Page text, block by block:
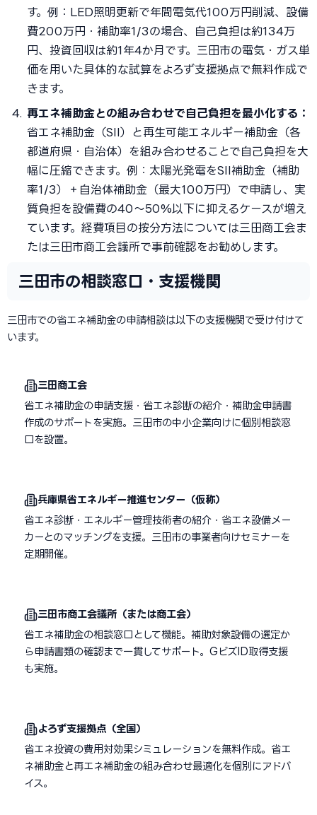
す。例：LED照明更新で年間電気代100万円削減、設備
費200万円・補助率1/3の場合、自己負担は約134万
円、投資回収は約1年4か月です。三田市の電気・ガス単
価を用いた具体的な試算をよろず支援拠点で無料作成で
きます。
再エネ補助金との組み合わせで自己負担を最小化する：
省エネ補助金（SII）と再生可能エネルギー補助金（各
都道府県・自治体）を組み合わせることで自己負担を大
幅に圧縮できます。例：太陽光発電をSII補助金（補助
率1/3）＋自治体補助金（最大100万円）で申請し、実
質負担を設備費の40〜50%以下に抑えるケースが増え
ています。経費項目の按分方法については三田商工会ま
たは三田市商工会議所で事前確認をお勧めします。
三田市の相談窓口・支援機関
三田市での省エネ補助金の申請相談は以下の支援機関で受け付けて
います。
三田商工会
省エネ補助金の申請支援・省エネ診断の紹介・補助金申請書
作成のサポートを実施。三田市の中小企業向けに個別相談窓
口を設置。
兵庫県省エネルギー推進センター（仮称）
省エネ診断・エネルギー管理技術者の紹介・省エネ設備メー
カーとのマッチングを支援。三田市の事業者向けセミナーを
定期開催。
三田市商工会議所（または商工会）
省エネ補助金の相談窓口として機能。補助対象設備の選定か
ら申請書類の確認まで一貫してサポート。GビズID取得支援
も実施。
よろず支援拠点（全国）
省エネ投資の費用対効果シミュレーションを無料作成。省エ
ネ補助金と再エネ補助金の組み合わせ最適化を個別にアドバ
イス。